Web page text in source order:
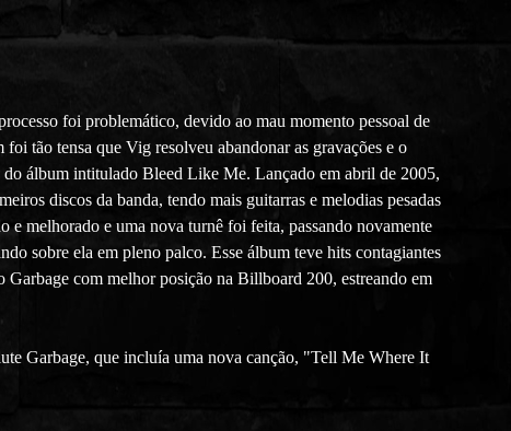
foi problemático, devido ao mau momento pessoal de
tão tensa que Vig resolveu abandonar as gravações e o
do álbum intitulado Bleed Like Me. Lançado em abril de 2005,
discos da banda, tendo mais guitarras e melodias pesadas
e melhorado e uma nova turnê foi feita, passando novamente
sobre ela em pleno palco. Esse álbum teve hits contagiantes
com melhor posição na Billboard 200, estreando em
Garbage, que incluía uma nova canção, "Tell Me Where It